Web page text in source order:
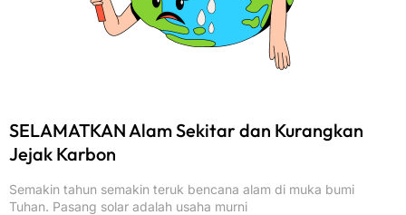
SELAMATKAN Alam Sekitar dan Kurangkan
Jejak Karbon
Semakin tahun semakin teruk bencana alam di muka bumi
Tuhan. Pasang solar adalah usaha murni